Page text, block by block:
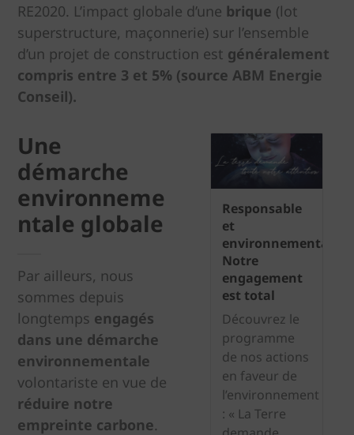
RE2020. L’impact globale d’une brique (lot
superstructure, maçonnerie) sur l’ensemble
d’un projet de construction est généralement
compris entre 3 et 5% (source ABM Energie
Conseil).
Une
démarche
environneme
ntale globale
Par ailleurs, nous
sommes depuis
longtemps engagés
dans une démarche
environnementale
volontariste en vue de
réduire notre
empreinte carbone.
Responsable
et
environnemental.
Notre
engagement
est total
Découvrez le
programme
de nos actions
en faveur de
l’environnement
: « La Terre